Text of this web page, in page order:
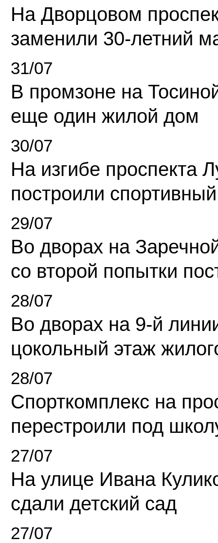
На Дворцовом
заменили 30-летний
31/07
В промзоне на
еще один жилой дом
30/07
На изгибе проспекта
построили
29/07
Во дворах на
со второй попытки
28/07
Во дворах на 9-й
цокольный этаж
28/07
Спорткомплекс на
перестроили под
27/07
На улице Ивана
сдали детский сад
27/07